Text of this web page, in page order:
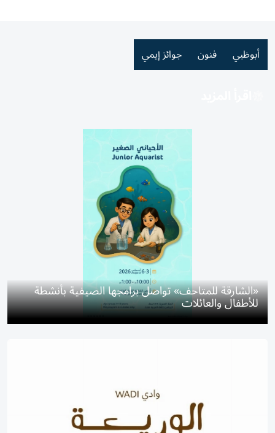
أبوظبي فنون جوائز إيمي
«الشارقة للمتاحف» تواصل برامجها الصيفية بأنشطة
للأطفال والعائلات